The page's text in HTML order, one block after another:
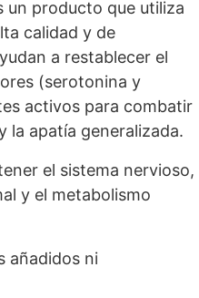
un producto que utiliza
calidad y de
a restablecer el
(serotonina y
activos para combatir
la apatía generalizada.
el sistema nervioso,
y el metabolismo
añadidos ni